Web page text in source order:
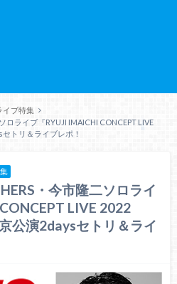
イブ特集
ロライブ『RYUJI IMAICHI CONCEPT LIVE
トリ＆ライブレポ！
・今市隆二ソロライ
LIVE 2022
公演2daysセトリ＆ライ